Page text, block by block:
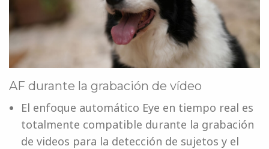
AF durante la grabación de vídeo
El enfoque automático Eye en tiempo real es
totalmente compatible durante la grabación
de videos para la detección de sujetos y el